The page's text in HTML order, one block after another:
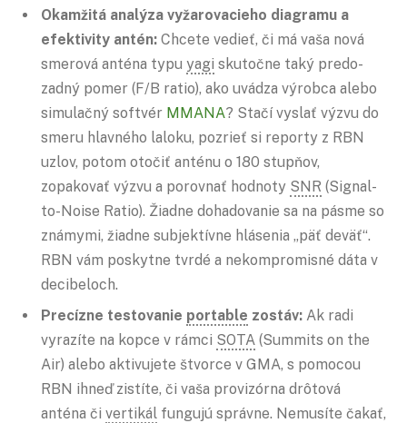
Okamžitá analýza vyžarovacieho diagramu a
efektivity antén: Chcete vedieť, či má vaša nová
smerová anténa typu yagi skutočne taký predo-
zadný pomer (F/B ratio), ako uvádza výrobca alebo
simulačný softvér MMANA? Stačí vyslať výzvu do
smeru hlavného laloku, pozrieť si reporty z RBN
uzlov, potom otočiť anténu o 180 stupňov,
zopakovať výzvu a porovnať hodnoty SNR (Signal-
to-Noise Ratio). Žiadne dohadovanie sa na pásme so
známymi, žiadne subjektívne hlásenia „päť deväť“.
RBN vám poskytne tvrdé a nekompromisné dáta v
decibeloch.
Precízne testovanie portable zostáv: Ak radi
vyrazíte na kopce v rámci SOTA (Summits on the
Air) alebo aktivujete štvorce v GMA, s pomocou
RBN ihneď zistíte, či vaša provizórna drôtová
anténa či vertikál fungujú správne. Nemusíte čakať,